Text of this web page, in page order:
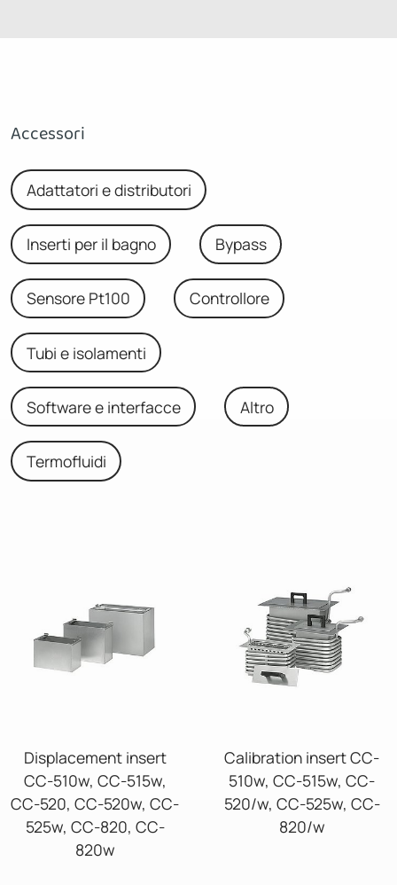
Accessori
Adattatori e distributori
Inserti per il bagno Bypass
Sensore Pt100 Controllore
Tubi e isolamenti
Software e interfacce Altro
Termofluidi
Displacement insert
CC-510w, CC-515w,
CC-520, CC-520w, CC-
525w, CC-820, CC-
820w
Calibration insert CC-
510w, CC-515w, CC-
520/w, CC-525w, CC-
820/w